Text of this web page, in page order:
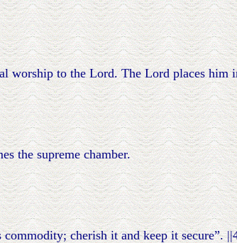
worship to the Lord. The Lord places him
the supreme chamber.
cherish it and keep it secure”.